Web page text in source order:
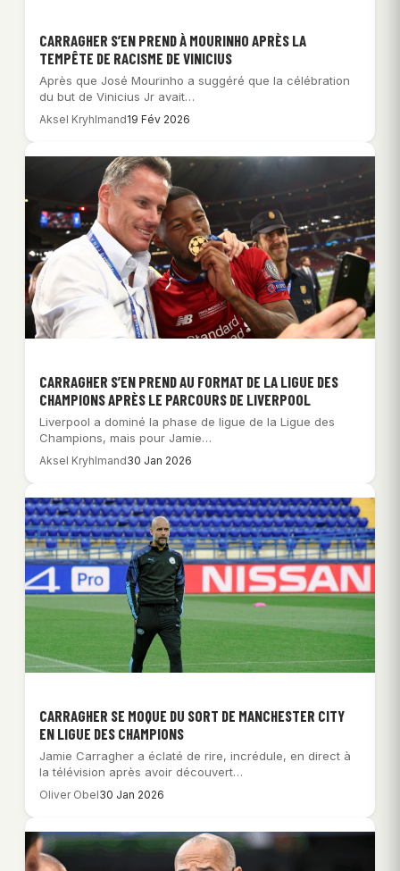
CARRAGHER S’EN PREND À MOURINHO APRÈS LA
TEMPÊTE DE RACISME DE VINICIUS
Après que José Mourinho a suggéré que la célébration
du but de Vinicius Jr avait…
Aksel Kryhlmand19 Fév 2026
CARRAGHER S’EN PREND AU FORMAT DE LA LIGUE DES
CHAMPIONS APRÈS LE PARCOURS DE LIVERPOOL
Liverpool a dominé la phase de ligue de la Ligue des
Champions, mais pour Jamie…
Aksel Kryhlmand30 Jan 2026
CARRAGHER SE MOQUE DU SORT DE MANCHESTER CITY
EN LIGUE DES CHAMPIONS
Jamie Carragher a éclaté de rire, incrédule, en direct à
la télévision après avoir découvert…
Oliver Obel30 Jan 2026